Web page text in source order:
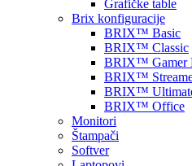
Grafičke table
Brix konfiguracije
BRIX™ Basic
BRIX™ Classic
BRIX™ Gamer
BRIX™
BRIX™
BRIX™ Office
Monitori
Štampači
Softver